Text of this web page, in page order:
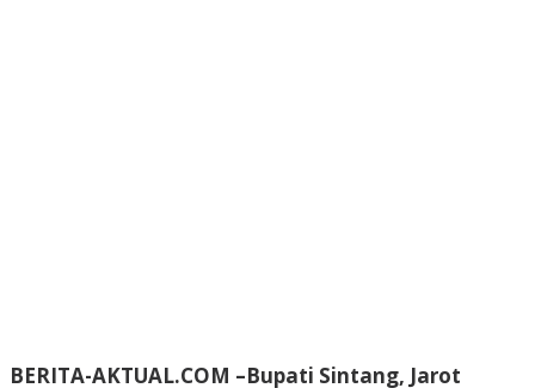
BERITA-AKTUAL.COM –Bupati Sintang, Jarot